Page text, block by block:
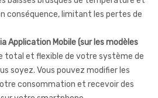
conséquence, limitant les pertes de
Application Mobile (sur les modèles
total et flexible de votre système de
soyez. Vous pouvez modifier les
consommation et recevoir des